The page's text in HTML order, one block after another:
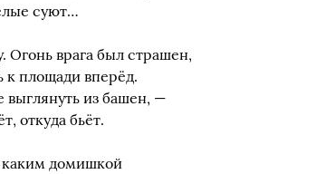
суют…
Огонь врага был страшен,
площади вперёд.
выглянуть из башен, —
откуда бьёт.
каким домишкой